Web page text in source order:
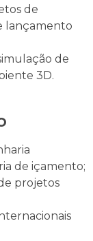
de
lançamento
de
3D.
de içamento;
projetos